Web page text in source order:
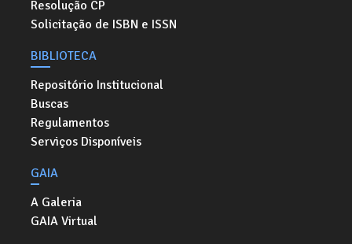
Resolução CP
Solicitação de ISBN e ISSN
BIBLIOTECA
Repositório Institucional
Buscas
Regulamentos
Serviços Disponíveis
GAIA
A Galeria
GAIA Virtual